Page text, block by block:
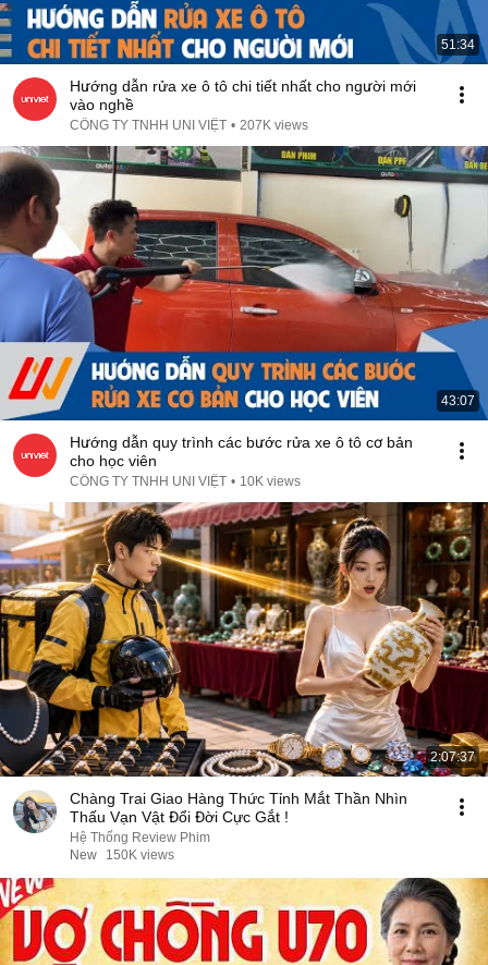
51:34
Hướng dẫn rửa xe ô tô chi tiết nhất cho người mới
vào nghề
CÔNG TY TNHH UNI VIỆT • 207K views
43:07
Hướng dẫn quy trình các bước rửa xe ô tô cơ bản
cho học viên
CÔNG TY TNHH UNI VIỆT • 10K views
2:07:37
Chàng Trai Giao Hàng Thức Tỉnh Mắt Thần Nhìn
Thấu Vạn Vật Đổi Đời Cực Gắt !
Hệ Thống Review Phim
New
150K views